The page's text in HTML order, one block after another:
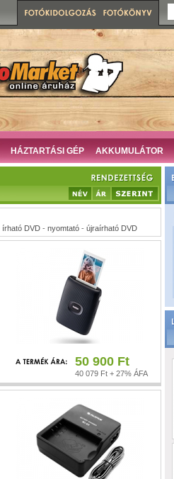
HÁZTARTÁSI GÉP AKKUMULÁTOR
írható DVD - nyomtató - újraírható DVD
50 900 Ft
40 079 Ft + 27% ÁFA